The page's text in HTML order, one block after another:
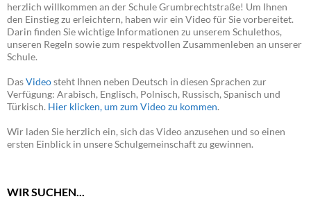
herzlich willkommen an der Schule Grumbrechtstraße! Um Ihnen
den Einstieg zu erleichtern, haben wir ein Video für Sie vorbereitet.
Darin finden Sie wichtige Informationen zu unserem Schulethos,
unseren Regeln sowie zum respektvollen Zusammenleben an unserer
Schule.
DasVideosteht Ihnen neben Deutsch in diesen Sprachen zur
Verfügung: Arabisch, Englisch, Polnisch, Russisch, Spanisch und
Türkisch. Hier klicken, um zum Video zu kommen.
Wir laden Sie herzlich ein, sich das Video anzusehen und so einen
ersten Einblick in unsere Schulgemeinschaft zu gewinnen.
WIR SUCHEN...